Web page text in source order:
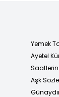
Yemek
Ayetel
Saatlerin
Aşk